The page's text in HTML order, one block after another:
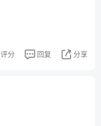
评分 回复 分享